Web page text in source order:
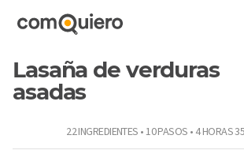
Lasaña de verduras
asadas
22 INGREDIENTES • 10 PASOS • 4 HORAS